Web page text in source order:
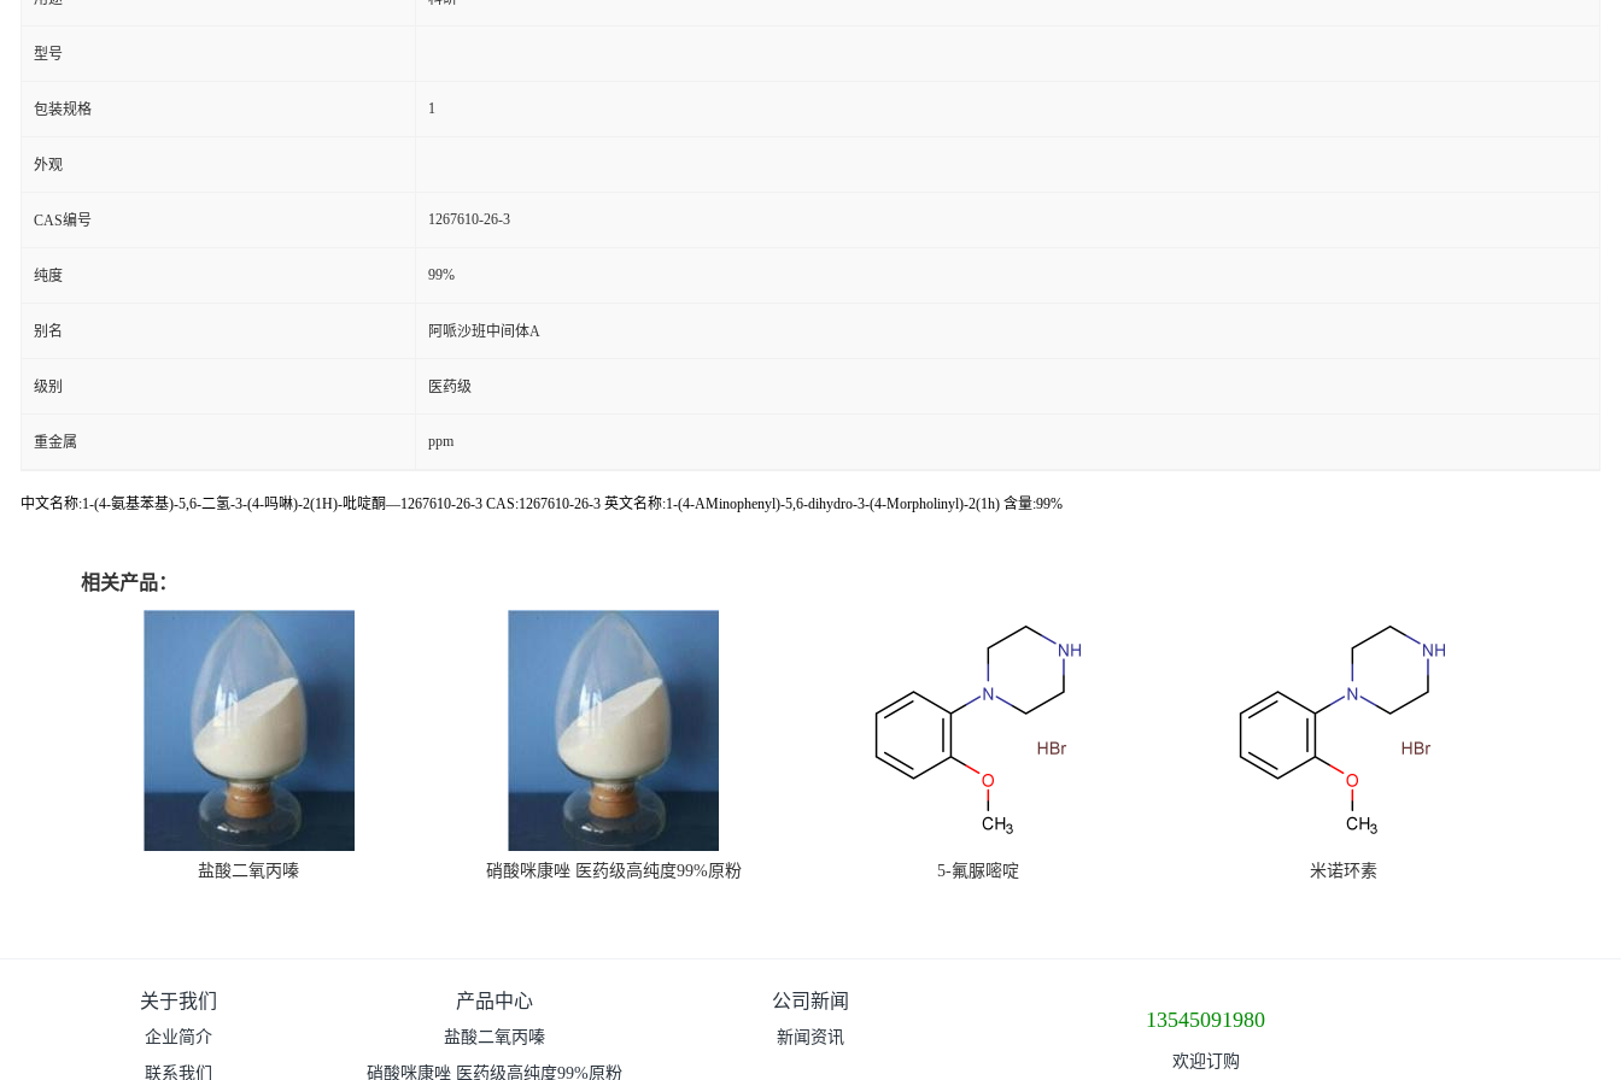
型号
包装规格 1
外观
CAS编号 1267610-26-3
纯度 99%
别名 阿哌沙班中间体A
级别 医药级
重金属 ppm
中文名称:1-(4-氨基苯基)-5,6-二氢-3-(4-吗啉)-2(1H)-吡啶酮—1267610-26-3 CAS:1267610-26-3 英文名称:1-(4-AMinophenyl)-5,6-dihydro-3-(4-Morpholinyl)-2(1h) 含量:99%
相关产品：
盐酸二氧丙嗪 硝酸咪康唑 医药级高纯度99%原粉 5-氟脲嘧啶 米诺环素
关于我们
企业简介
联系我们
产品中心
盐酸二氧丙嗪
硝酸咪康唑 医药级高纯度99%原粉
公司新闻
新闻资讯
13545091980
欢迎订购